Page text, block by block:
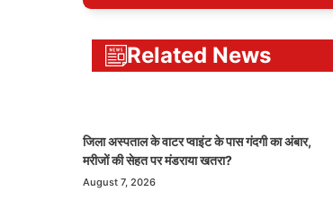
Related News
जिला अस्पताल के वाटर प्वाइंट के पास गंदगी का अंबार,
मरीजों की सेहत पर मंडराया खतरा?
August 7, 2026